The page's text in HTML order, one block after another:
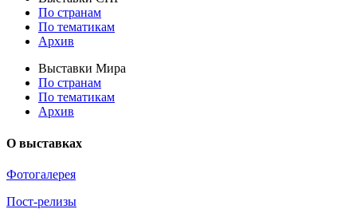
По странам
По тематикам
Архив
Выставки Мира
По странам
По тематикам
Архив
О выставках
Фотогалерея
Пост-релизы